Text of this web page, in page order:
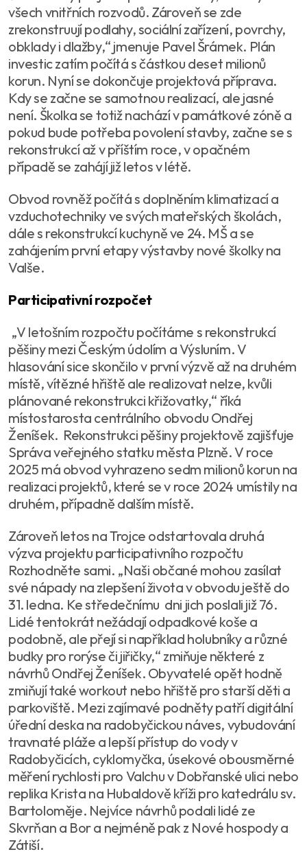
všech vnitřních rozvodů. Zároveň se zde
zrekonstruují podlahy, sociální zařízení, povrchy,
obklady i dlažby,“ jmenuje Pavel Šrámek. Plán
investic zatím počítá s částkou deset milionů
korun. Nyní se dokončuje projektová příprava.
Kdy se začne se samotnou realizací, ale jasné
není. Školka se totiž nachází v památkové zóně a
pokud bude potřeba povolení stavby, začne se s
rekonstrukcí až v příštím roce, v opačném
případě se zahájí již letos v létě.
Obvod rovněž počítá s doplněním klimatizací a
vzduchotechniky ve svých mateřských školách,
dále s rekonstrukcí kuchyně ve 24. MŠ a se
zahájením první etapy výstavby nové školky na
Valše.
Participativní rozpočet
„V letošním rozpočtu počítáme s rekonstrukcí
pěšiny mezi Českým údolím a Výsluním. V
hlasování sice skončilo v první výzvě až na druhém
místě, vítězné hřiště ale realizovat nelze, kvůli
plánované rekonstrukci křižovatky,“ říká
místostarosta centrálního obvodu Ondřej
Ženíšek. Rekonstrukci pěšiny projektově zajišťuje
Správa veřejného statku města Plzně. V roce
2025 má obvod vyhrazeno sedm milionů korun na
realizaci projektů, které se v roce 2024 umístily na
druhém, případně dalším místě.
Zároveň letos na Trojce odstartovala druhá
výzva projektu participativního rozpočtu
Rozhodněte sami. „Naši občané mohou zasílat
své nápady na zlepšení života v obvodu ještě do
31. ledna. Ke středečnímu dni jich poslali již 76.
Lidé tentokrát nežádají odpadkové koše a
podobně, ale přejí si například holubníky a různé
budky pro rorýse či jiřičky,“ zmiňuje některé z
návrhů Ondřej Ženíšek. Obyvatelé opět hodně
zmiňují také workout nebo hřiště pro starší děti a
parkoviště. Mezi zajímavé podněty patří digitální
úřední deska na radobyčickou náves, vybudování
travnaté pláže a lepší přístup do vody v
Radobyčicích, cyklomyčka, úsekové obousměrné
měření rychlosti pro Valchu v Dobřanské ulici nebo
replika Krista na Hubaldově kříži pro katedrálu sv.
Bartoloměje. Nejvíce návrhů podali lidé ze
Skvrňan a Bor a nejméně pak z Nové hospody a
Zátiší.